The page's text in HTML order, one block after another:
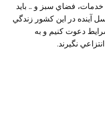
فضاي سبز و … بايد
آينده در اين کشور زندگي
دعوت کنيم و به
نگيرند.